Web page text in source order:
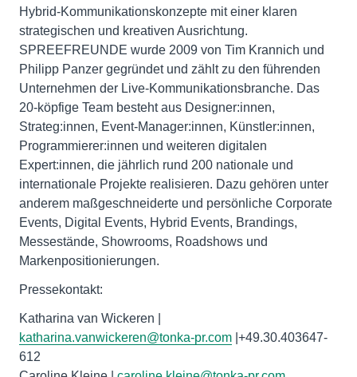
Hybrid-Kommunikationskonzepte mit einer klaren
strategischen und kreativen Ausrichtung.
SPREEFREUNDE wurde 2009 von Tim Krannich und
Philipp Panzer gegründet und zählt zu den führenden
Unternehmen der Live-Kommunikationsbranche. Das
20-köpfige Team besteht aus Designer:innen,
Strateg:innen, Event-Manager:innen, Künstler:innen,
Programmierer:innen und weiteren digitalen
Expert:innen, die jährlich rund 200 nationale und
internationale Projekte realisieren. Dazu gehören unter
anderem maßgeschneiderte und persönliche Corporate
Events, Digital Events, Hybrid Events, Brandings,
Messestände, Showrooms, Roadshows und
Markenpositionierungen.
Pressekontakt:
Katharina van Wickeren |
katharina.vanwickeren@tonka-pr.com |+49.30.403647-
612